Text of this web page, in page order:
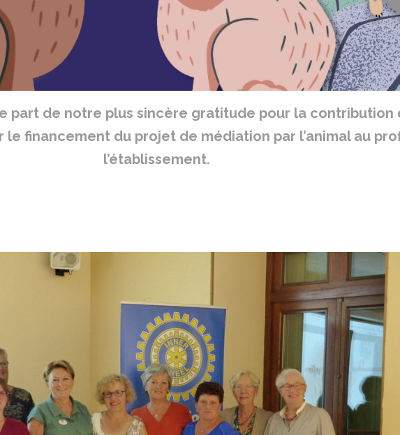
part de notre plus sincère gratitude pour la contribution
le financement du projet de médiation par l’animal au
l’établissement.